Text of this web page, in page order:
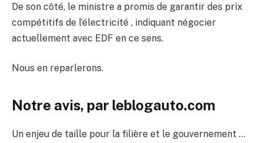
De son côté, le ministre a promis de garantir des prix
compétitifs de l’électricité , indiquant négocier
actuellement avec EDF en ce sens.
Nous en reparlerons.
Notre avis, par leblogauto.com
Un enjeu de taille pour la filière et le gouvernement …